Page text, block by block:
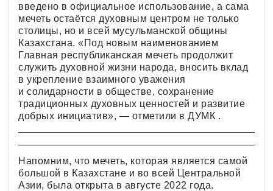
введено в официальное использование, а сама
мечеть остаётся духовным центром не только
столицы, но и всей мусульманской общины
Казахстана. «Под новым наименованием
Главная республиканская мечеть продолжит
служить духовной жизни народа, вносить вклад
в укрепление взаимного уважения
и солидарности в обществе, сохранение
традиционных духовных ценностей и развитие
добрых инициатив», — отметили в ДУМК .
Напомним, что мечеть, которая является самой
большой в Казахстане и во всей Центральной
Азии, была открыта в августе 2022 года.